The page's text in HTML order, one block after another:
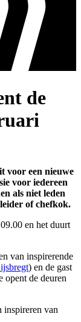
de
voor een nieuwe
voor iedereen
als niet leden
of chefkok.
en het duurt
van inspirerende
) en de gast
opent de deuren
inspireren van